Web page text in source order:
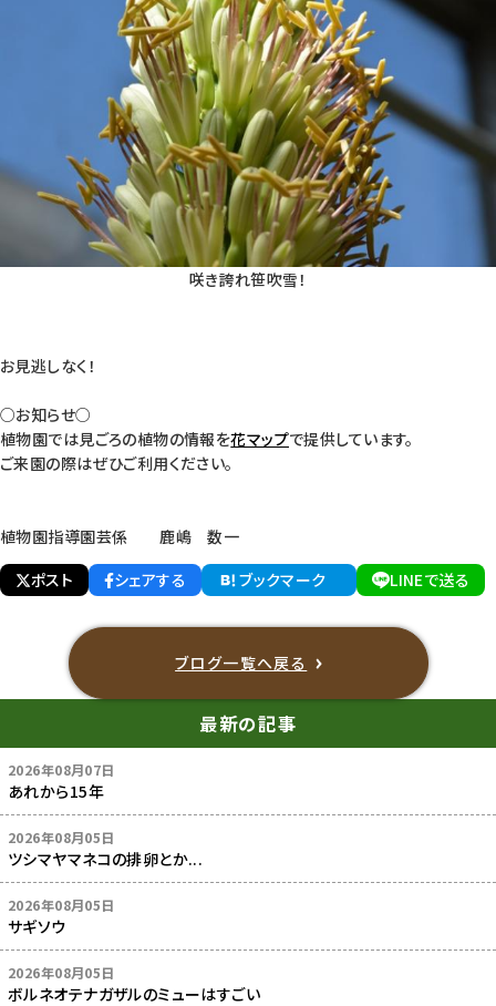
咲き誇れ笹吹雪！
お見逃しなく！
○お知らせ○
植物園では見ごろの植物の情報を花マップで提供しています。
ご来園の際はぜひご利用ください。
植物園指導園芸係 鹿嶋 数一
ポスト
シェアする ブックマーク LINEで送る
ブログ一覧へ戻る
最新の記事
2026年08月07日
あれから15年
2026年08月05日
ツシマヤマネコの排卵とか...
2026年08月05日
サギソウ
2026年08月05日
ボルネオテナガザルのミューはすごい